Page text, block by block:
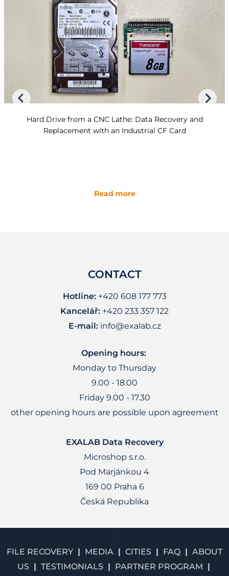
Hard Drive from a CNC Lathe: Data Recovery and
Replacement with an Industrial CF Card
Read more
CONTACT
Hotline:+420 608 177 773
Kancelář: +420 233 357 122
E-mail: info@exalab.cz
Opening hours:
Monday to Thursday
9.00 - 18.00
Friday 9.00 - 17.30
other opening hours are possible upon agreement
EXALAB Data Recovery
Microshop s.r.o.
Pod Marjánkou 4
169 00 Praha 6
Česká Republika
FILE RECOVERY MEDIA CITIES FAQ
ABOUT
US
TESTIMONIALS PARTNER PROGRAM